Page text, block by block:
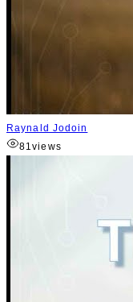
Raynald Jodoin
81views